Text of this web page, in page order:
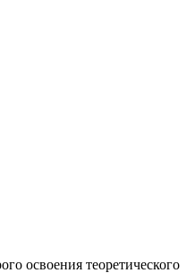
освоения теоретического